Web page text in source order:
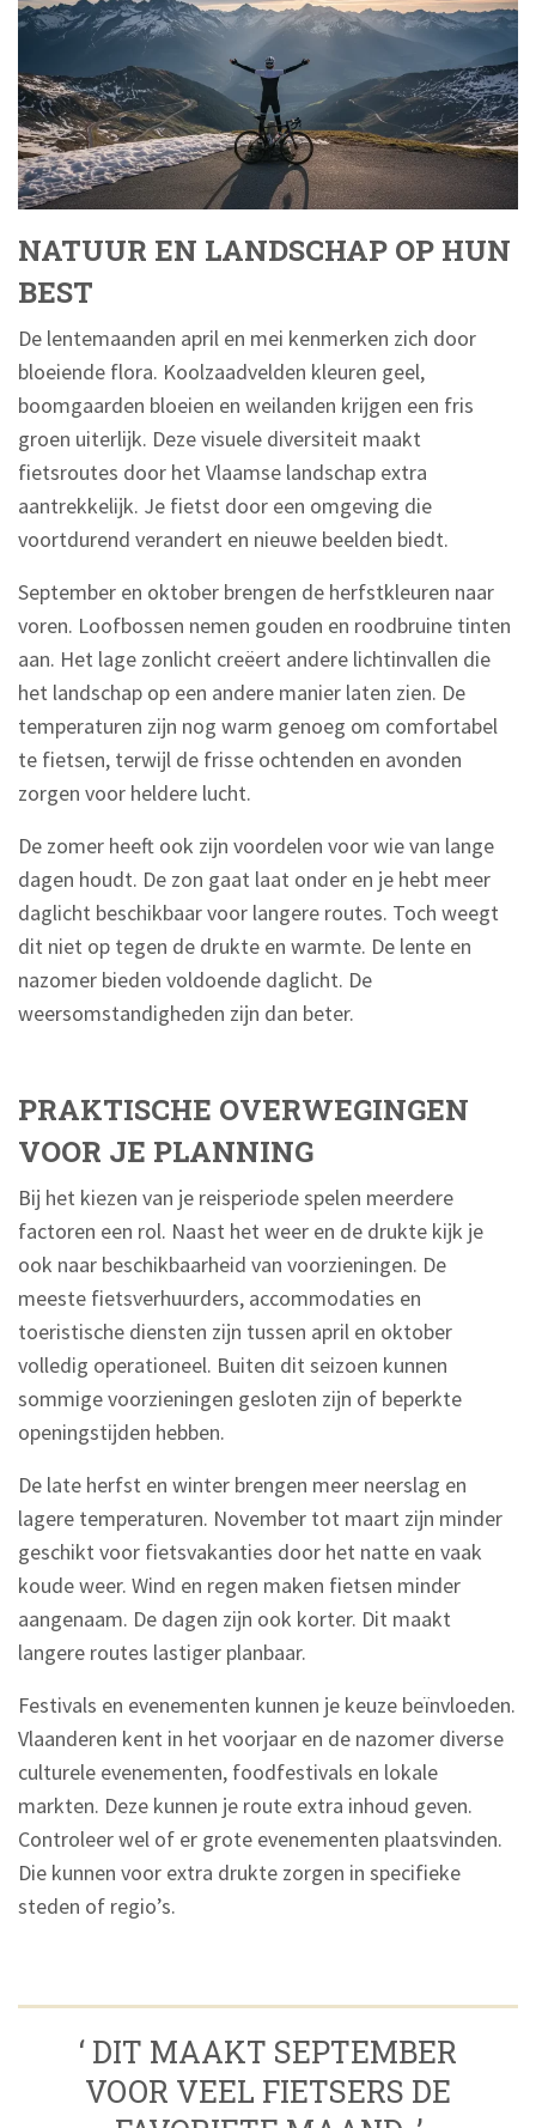
NATUUR EN LANDSCHAP OP HUN
BEST
De lentemaanden april en mei kenmerken zich door
bloeiende flora. Koolzaadvelden kleuren geel,
boomgaarden bloeien en weilanden krijgen een fris
groen uiterlijk. Deze visuele diversiteit maakt
fietsroutes door het Vlaamse landschap extra
aantrekkelijk. Je fietst door een omgeving die
voortdurend verandert en nieuwe beelden biedt.
September en oktober brengen de herfstkleuren naar
voren. Loofbossen nemen gouden en roodbruine tinten
aan. Het lage zonlicht creëert andere lichtinvallen die
het landschap op een andere manier laten zien. De
temperaturen zijn nog warm genoeg om comfortabel
te fietsen, terwijl de frisse ochtenden en avonden
zorgen voor heldere lucht.
De zomer heeft ook zijn voordelen voor wie van lange
dagen houdt. De zon gaat laat onder en je hebt meer
daglicht beschikbaar voor langere routes. Toch weegt
dit niet op tegen de drukte en warmte. De lente en
nazomer bieden voldoende daglicht. De
weersomstandigheden zijn dan beter.
PRAKTISCHE OVERWEGINGEN
VOOR JE PLANNING
Bij het kiezen van je reisperiode spelen meerdere
factoren een rol. Naast het weer en de drukte kijk je
ook naar beschikbaarheid van voorzieningen. De
meeste fietsverhuurders, accommodaties en
toeristische diensten zijn tussen april en oktober
volledig operationeel. Buiten dit seizoen kunnen
sommige voorzieningen gesloten zijn of beperkte
openingstijden hebben.
De late herfst en winter brengen meer neerslag en
lagere temperaturen. November tot maart zijn minder
geschikt voor fietsvakanties door het natte en vaak
koude weer. Wind en regen maken fietsen minder
aangenaam. De dagen zijn ook korter. Dit maakt
langere routes lastiger planbaar.
Festivals en evenementen kunnen je keuze beïnvloeden.
Vlaanderen kent in het voorjaar en de nazomer diverse
culturele evenementen, foodfestivals en lokale
markten. Deze kunnen je route extra inhoud geven.
Controleer wel of er grote evenementen plaatsvinden.
Die kunnen voor extra drukte zorgen in specifieke
steden of regio’s.
‘ DIT MAAKT SEPTEMBER
VOOR VEEL FIETSERS DE